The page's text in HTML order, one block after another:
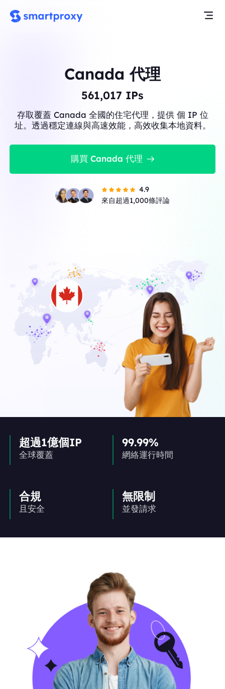
Canada 代理
561,017 IPs
存取覆蓋 Canada 全國的住宅代理，提供 個 IP 位
址。透過穩定連線與高速效能，高效收集本地資料。
購買 Canada 代理
4.9
來自超過1,000條評論
超過1億個IP
全球覆蓋
99.99%
網絡運行時間
合規
且安全
無限制
並發請求